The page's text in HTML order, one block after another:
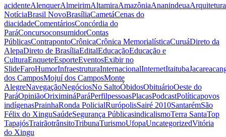
acidenteAlenquerAlmeirimAltamiraAmazôniaAnanindeuaArquitetura
NotíciaBrasil NovoBrasíliaCametáCenas do
diacidadeComentáriosConcórdia do
ParáConcursoconsumidorContas
PúblicasContrapontoCrônicaCrônica MemorialísticaCuruáDireto da
AlepaDireto de BrasíliaEditalEducaçãoEducação e
CulturaEnqueteEsporteEventosExibir no
SlideFaroHumorInfraestruturaInternacionalInternetItaituba
dos CamposMojuí dos CamposMonte
AlegreNavegaçãoNegóciosNo SaltoÓbidosObituárioOeste do
ParáOpiniãoOriximináParáPerfilpessoasPlacasPodcastPolíticapovos
indígenasPrainhaRonda PolicialRurópolisSairé 2010SantarémSão
Félix do XinguSaúdeSegurança PúblicasindicalismoTerra SantaTop
TapajósTrairãotrânsitoTribunaTurismoUfopaUncategorizedVitória
do Xingu